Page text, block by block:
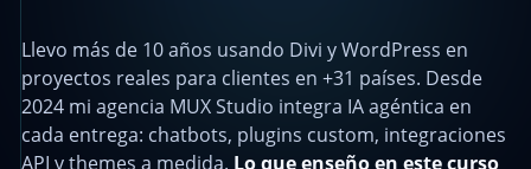
Llevo más de 10 años usando Divi y WordPress en
proyectos reales para clientes en +31 países. Desde
2024 mi agencia MUX Studio integra IA agéntica en
cada entrega: chatbots, plugins custom, integraciones
API y themes a medida. Lo que enseño en este curso